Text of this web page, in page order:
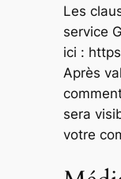
Les
service
ici :
Après
sera
votre